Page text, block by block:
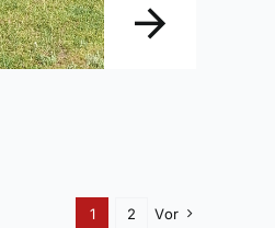
1 2 Vor